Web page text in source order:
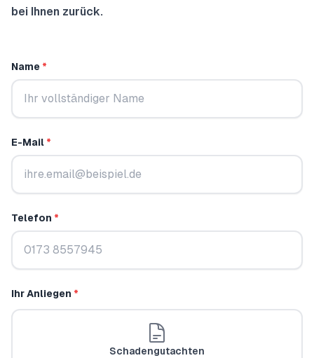
bei Ihnen zurück.
Name *
E-Mail *
Telefon *
Ihr Anliegen *
Schadengutachten